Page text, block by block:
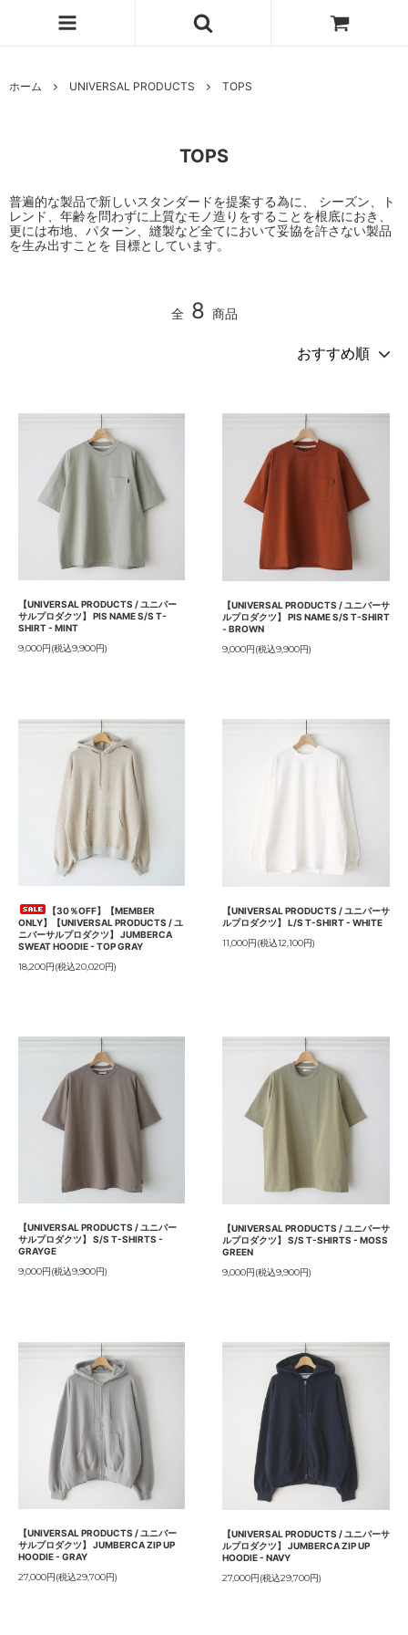
ホーム UNIVERSAL PRODUCTS TOPS
TOPS
普遍的な製品で新しいスタンダードを提案する為に、 シーズン、ト
レンド、年齢を問わずに上質なモノ造りをすることを根底におき、
更には布地、パターン、縫製など全てにおいて妥協を許さない製品
を生み出すことを 目標としています。
全 8 商品
【UNIVERSAL PRODUCTS / ユニバー
サルプロダクツ】 PIS NAME S/S T-
SHIRT - MINT
9,000円(税込9,900円)
【UNIVERSAL PRODUCTS / ユニバーサ
ルプロダクツ】 PIS NAME S/S T-SHIRT
- BROWN
9,000円(税込9,900円)
【30％OFF】【MEMBER
ONLY】【UNIVERSAL PRODUCTS / ユ
ニバーサルプロダクツ】 JUMBERCA
SWEAT HOODIE - TOP GRAY
18,200円(税込20,020円)
【UNIVERSAL PRODUCTS / ユニバーサ
ルプロダクツ】 L/S T-SHIRT - WHITE
11,000円(税込12,100円)
【UNIVERSAL PRODUCTS / ユニバー
サルプロダクツ】 S/S T-SHIRTS -
GRAYGE
9,000円(税込9,900円)
【UNIVERSAL PRODUCTS / ユニバーサ
ルプロダクツ】 S/S T-SHIRTS - MOSS
GREEN
9,000円(税込9,900円)
【UNIVERSAL PRODUCTS / ユニバー
サルプロダクツ】 JUMBERCA ZIP UP
HOODIE - GRAY
27,000円(税込29,700円)
【UNIVERSAL PRODUCTS / ユニバーサ
ルプロダクツ】 JUMBERCA ZIP UP
HOODIE - NAVY
27,000円(税込29,700円)